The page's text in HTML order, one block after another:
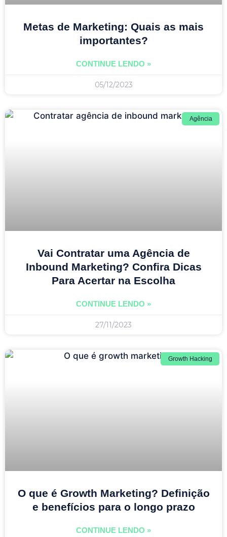
Metas de Marketing: Quais as mais
importantes?
CONTINUE LENDO »
05/12/2023
Agência
Vai Contratar uma Agência de
Inbound Marketing? Confira Dicas
Para Acertar na Escolha
CONTINUE LENDO »
27/11/2023
Growth Hacking
O que é Growth Marketing? Definição
e benefícios para o longo prazo
CONTINUE LENDO »